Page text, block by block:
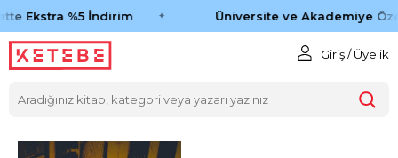
Ekstra %5 İndirim Üniversite ve Akademiye
Giriş / Üyelik